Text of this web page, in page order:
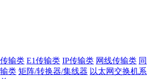
输类 E1传输类 IP传输类 网线传输类 同
类 矩阵/转换器/集线器 以太网交换机系